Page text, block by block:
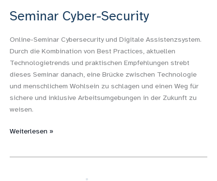
Seminar Cyber-Security
Online-Seminar Cybersecurity und Digitale Assistenzsystem.
Durch die Kombination von Best Practices, aktuellen
Technologietrends und praktischen Empfehlungen strebt
dieses Seminar danach, eine Brücke zwischen Technologie
und menschlichem Wohlsein zu schlagen und einen Weg für
sichere und inklusive Arbeitsumgebungen in der Zukunft zu
weisen.
Weiterlesen »